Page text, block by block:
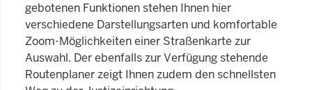
gebotenen Funktionen stehen Ihnen hier
verschiedene Darstellungsarten und komfortable
Zoom-Möglichkeiten einer Straßenkarte zur
Auswahl. Der ebenfalls zur Verfügung stehende
Routenplaner zeigt Ihnen zudem den schnellsten